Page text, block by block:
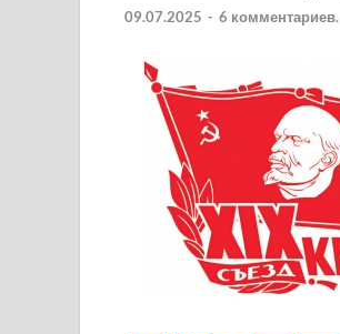
09.07.2025 - 6 комментариев.